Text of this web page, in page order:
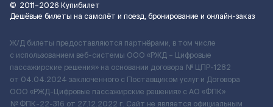
© 2011–2026 Купибилет
Дешёвые билеты на самолёт и поезд, бронирование и онлайн-заказ
Ж/Д билеты предоставляются партнёрами, в том числе
с использованием веб-системы ООО «РЖД – Цифровые
пассажирские решения» на основании договора № ЦПР-1282
от 04.04.2024 заключенного с Поставщиком услуг и Договора
ООО «РЖД-Цифровые пассажирские решения» c АО «ФПК»
№ ФПК-22-316 от 27.12.2022 г. Сайт не является официальным